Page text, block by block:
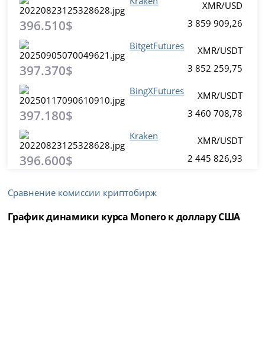
396.510$
XMR/USD
3 859 909,26
BitgetFutures
397.370$
XMR/USDT
3 852 259,75
BingXFutures
397.180$
XMR/USDT
3 460 708,78
Kraken
396.600$
XMR/USDT
2 445 826,93
Сравнение комиссии криптобирж
График динамики курса Monero к доллару США